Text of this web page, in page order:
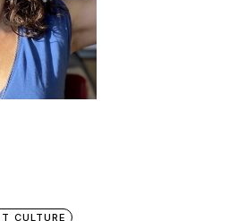
CULTURE